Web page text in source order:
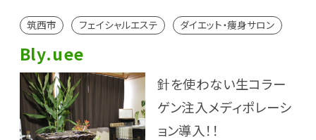
筑西市 フェイシャルエステ ダイエット・痩身サロン
Bly.uee
針を使わない生コラー
ゲン注入メディポレーシ
ョン導入！！